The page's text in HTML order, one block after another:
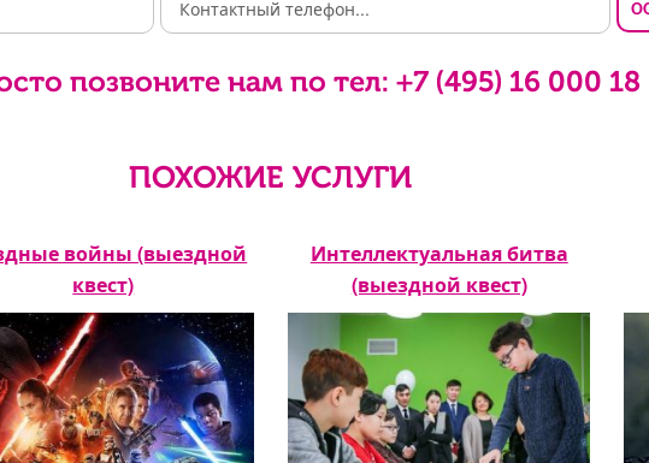
позвоните нам по тел: +7 (495) 16 000 18
ПОХОЖИЕ УСЛУГИ
войны (выездной
квест)
Интеллектуальная битва
(выездной квест)